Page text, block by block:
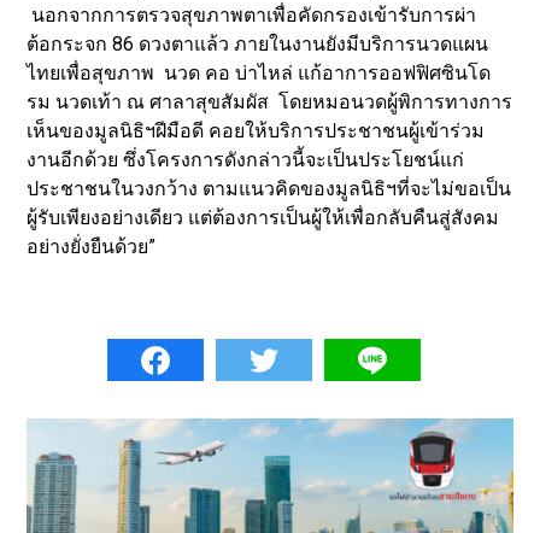
นอกจากการตรวจสุขภาพตาเพื่อคัดกรองเข้ารับการผ่า
ต้อกระจก 86 ดวงตาแล้ว ภายในงานยังมีบริการนวดแผน
ไทยเพื่อสุขภาพ นวด คอ บ่าไหล่ แก้อาการออฟฟิศซินโด
รม นวดเท้า ณ ศาลาสุขสัมผัส โดยหมอนวดผู้พิการทางการ
เห็นของมูลนิธิฯฝีมือดี คอยให้บริการประชาชนผู้เข้าร่วม
งานอีกด้วย ซึ่งโครงการดังกล่าวนี้จะเป็นประโยชน์แก่
ประชาชนในวงกว้าง ตามแนวคิดของมูลนิธิฯที่จะไม่ขอเป็น
ผู้รับเพียงอย่างเดียว แต่ต้องการเป็นผู้ให้เพื่อกลับคืนสู่สังคม
อย่างยั่งยืนด้วย”